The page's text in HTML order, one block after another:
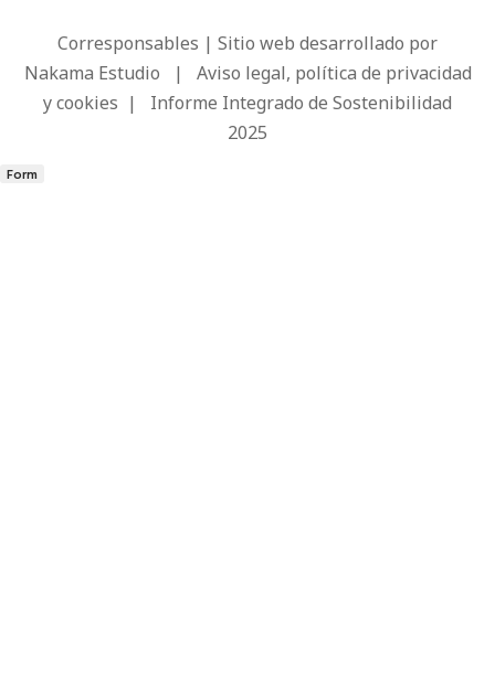
Corresponsables | Sitio web desarrollado por
Nakama Estudio | Aviso legal, política de privacidad
y cookies | Informe Integrado de Sostenibilidad
2025
Form